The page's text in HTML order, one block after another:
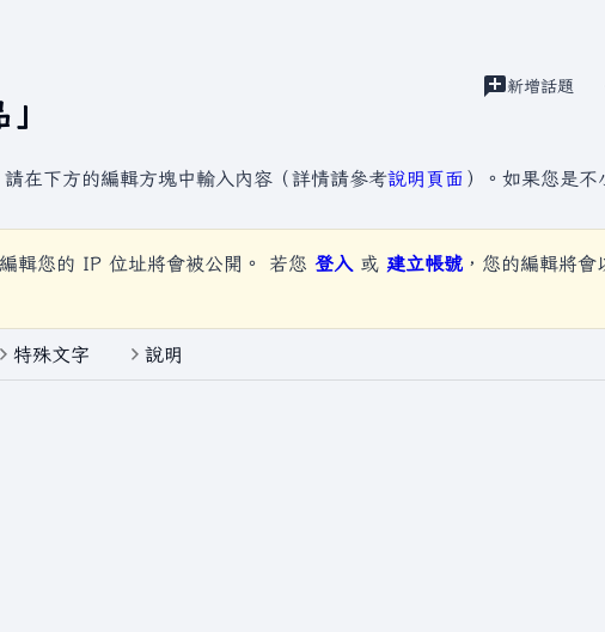
」
視圖建立原始碼
新增話題
在下方的編輯方塊中輸入內容（詳情請參考說明頁面 ）。如果您是
輯您的 IP 位址將會被公開。 若您 登入 或 建立帳號 ，您的編輯將
特殊文字 說明